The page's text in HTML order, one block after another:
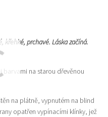
křehké, prchavé. Láska začíná.
barvami na starou dřevěnou
na plátně, vypnutém na blind
opatřen vypínacími klínky, jež